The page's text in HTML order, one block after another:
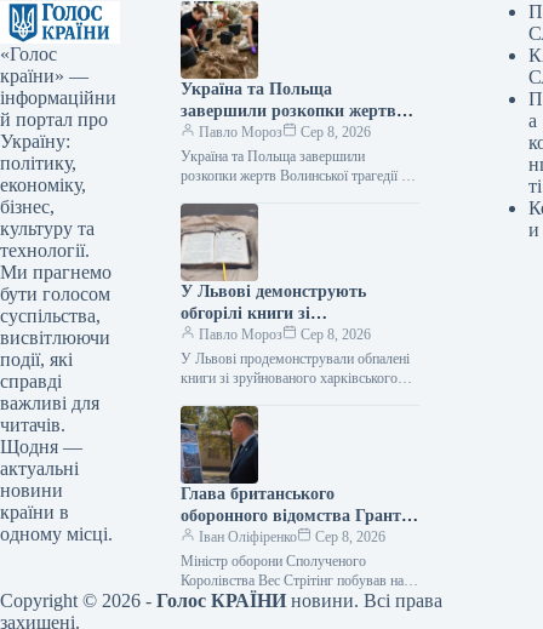
«Голос
країни» —
інформаційни
й портал про
Україну:
політику,
економіку,
бізнес,
культуру та
технології.
Ми прагнемо
бути голосом
суспільства,
висвітлюючи
події, які
справді
важливі для
читачів.
Щодня —
актуальні
новини
країни в
одному місці.
Україна та Польща
завершили розкопки жертв
Волинської трагедії у двох
волинських селах.
Павло Мороз
Сер 8, 2026
Україна та Польща завершили
розкопки жертв Волинської трагедії у
x.com/ipngovpl/ Підпишіться на нас у
Google…
У Львові демонструють
обгорілі книги зі
зруйнованого харківського
складу
Павло Мороз
Сер 8, 2026
У Львові продемонстрували обпалені
книги зі зруйнованого харківського
Підпишіться на нас в Google додати
зараз Українські видавничі…
Глава британського
оборонного відомства Грант
Шеппс побував на місцях
російських атак у столиці
України.
Іван Оліфіренко
Сер 8, 2026
Міністр оборони Сполученого
Королівства Вес Стрітінг побував на
місцях ворожих влучень у Києві Фото
а
ті
и
Copyright © 2026 - Голос КРАЇНИ новини. Всі права
захищені.